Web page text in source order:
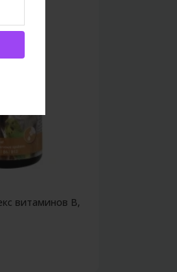
витаминов B,